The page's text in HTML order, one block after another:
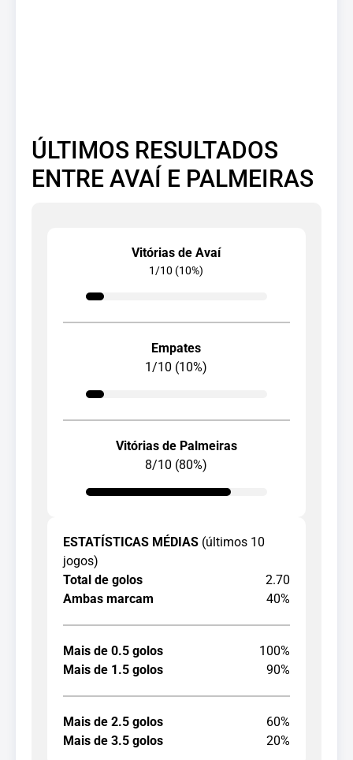
ÚLTIMOS RESULTADOS
ENTRE AVAÍ E PALMEIRAS
Vitórias de Avaí
1/10 (10%)
Empates
1/10 (10%)
Vitórias de Palmeiras
8/10 (80%)
ESTATÍSTICAS MÉDIAS (últimos 10
jogos)
Total de golos
2.70
Ambas marcam
40%
Mais de 0.5 golos
100%
Mais de 1.5 golos
90%
Mais de 2.5 golos
60%
Mais de 3.5 golos
20%